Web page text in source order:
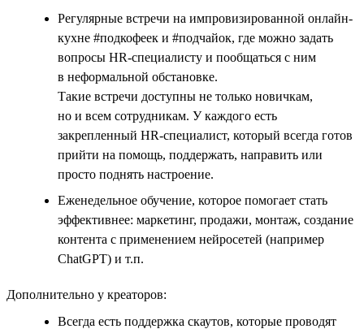
Регулярные встречи на импровизированной онлайн-
кухне #подкофеек и #подчайок, где можно задать
вопросы HR-специалисту и пообщаться с ним
в неформальной обстановке.
Такие встречи доступны не только новичкам,
но и всем сотрудникам. У каждого есть
закрепленный HR-специалист, который всегда готов
прийти на помощь, поддержать, направить или
просто поднять настроение.
Еженедельное обучение, которое помогает стать
эффективнее: маркетинг, продажи, монтаж, создание
контента с применением нейросетей (например
ChatGPT) и т.п.
Дополнительно у креаторов:
Всегда есть поддержка скаутов, которые проводят